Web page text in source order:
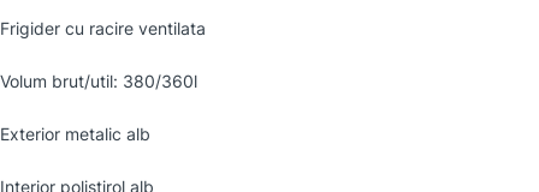
Frigider cu racire ventilata
Volum brut/util: 380/360l
Exterior metalic alb
Interior polistirol alb